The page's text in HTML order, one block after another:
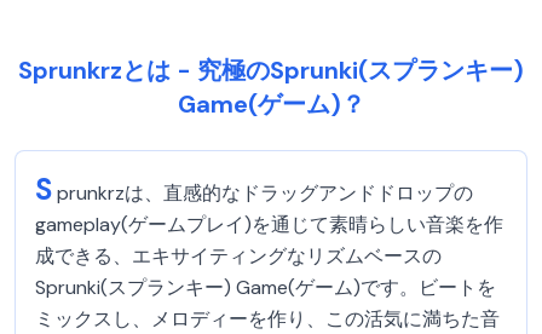
Sprunkrzとは - 究極のSprunki(スプランキー)
Game(ゲーム)？
Sprunkrzは、直感的なドラッグアンドドロップの
gameplay(ゲームプレイ)を通じて素晴らしい音楽を作
成できる、エキサイティングなリズムベースの
Sprunki(スプランキー) Game(ゲーム)です。ビートを
ミックスし、メロディーを作り、この活気に満ちた音